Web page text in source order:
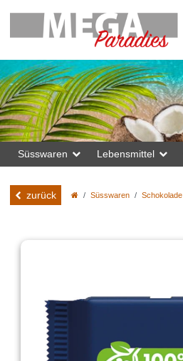
Süsswaren Lebensmittel
zurück Süsswaren Schokolade